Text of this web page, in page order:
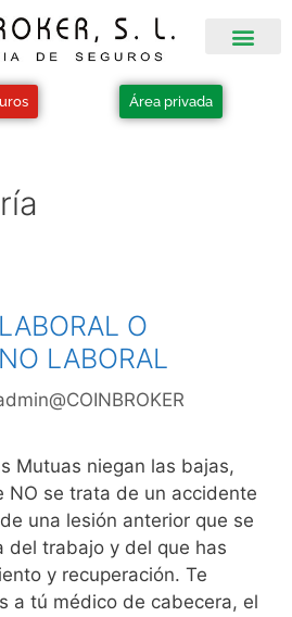
Área privada
O
LABORAL
Mutuas niegan las bajas,
NO se trata de un accidente
una lesión anterior que se
del trabajo y del que has
y recuperación. Te
a tú médico de cabecera, el